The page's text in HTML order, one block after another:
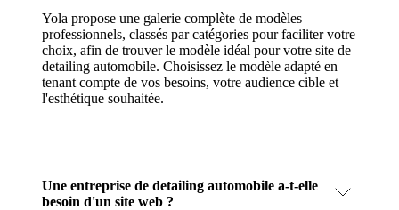
Yola propose une galerie complète de modèles
professionnels, classés par catégories pour faciliter votre
choix, afin de trouver le modèle idéal pour votre site de
detailing automobile. Choisissez le modèle adapté en
tenant compte de vos besoins, votre audience cible et
l'esthétique souhaitée.
Une entreprise de detailing automobile a-t-elle
besoin d'un site web ?